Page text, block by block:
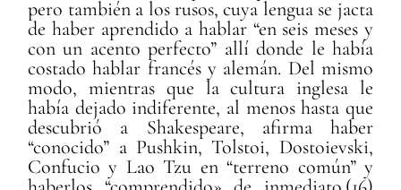
pero también a los rusos, cuya lengua se jacta
de haber aprendido a hablar “en seis meses y
con un acento perfecto” allí donde le había
costado hablar francés y alemán. Del mismo
modo, mientras que la cultura inglesa le
había dejado indiferente, al menos hasta que
descubrió a Shakespeare, afirma haber
“conocido” a Pushkin, Tolstoi, Dostoievski,
Confucio y Lao Tzu en “terreno común” y